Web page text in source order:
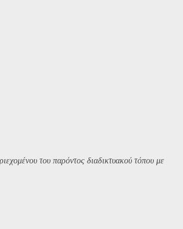
του παρόντος διαδικτυακού τόπου με